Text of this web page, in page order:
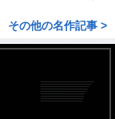
その他の名作記事 >